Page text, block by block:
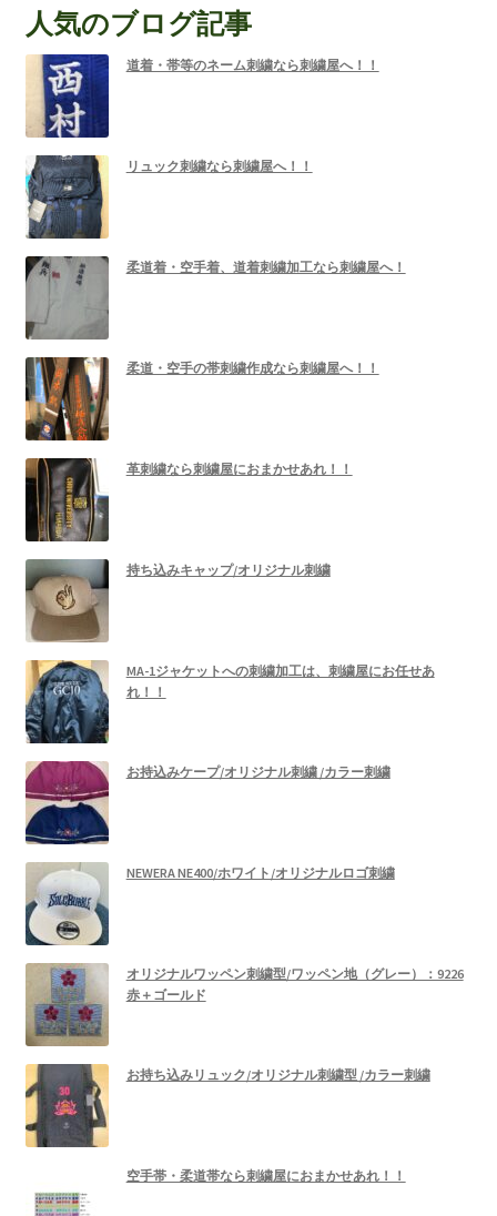
人気のブログ記事
道着・帯等のネーム刺繍なら刺繍屋へ！！
リュック刺繍なら刺繍屋へ！！
柔道着・空手着、道着刺繍加工なら刺繍屋へ！
柔道・空手の帯刺繍作成なら刺繍屋へ！！
革刺繍なら刺繍屋におまかせあれ！！
持ち込みキャップ/オリジナル刺繍
MA-1ジャケットへの刺繍加工は、刺繍屋にお任せあ
れ！！
お持込みケープ/オリジナル刺繍 /カラー刺繍
NEWERA NE400/ホワイト/オリジナルロゴ刺繍
オリジナルワッペン刺繍型/ワッペン地（グレー）：9226
赤＋ゴールド
お持ち込みリュック/オリジナル刺繍型 /カラー刺繍
空手帯・柔道帯なら刺繍屋におまかせあれ！！